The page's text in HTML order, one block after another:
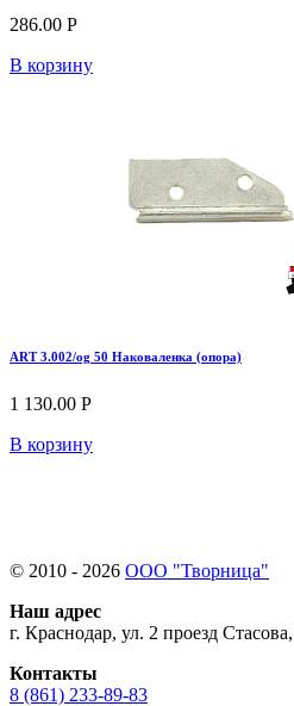
286.00 Р
В корзину
ART 3.002/og 50 Наковаленка (опора)
1 130.00 Р
В корзину
© 2010 - 2026 ООО "Творница"
Наш адрес
г. Краснодар, ул. 2 проезд
Контакты
8 (861) 233-89-83